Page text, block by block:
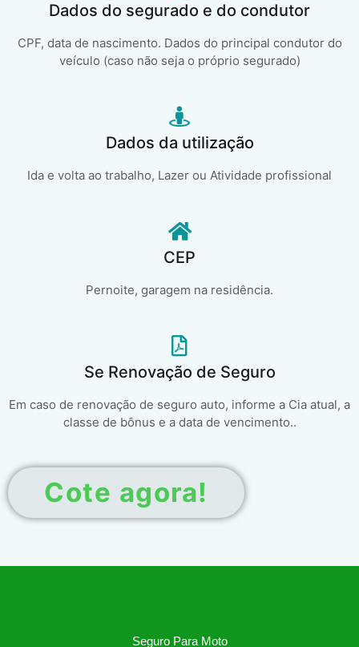
Dados do segurado e do condutor
CPF, data de nascimento. Dados do principal condutor do
veículo (caso não seja o próprio segurado)
Dados da utilização
Ida e volta ao trabalho, Lazer ou Atividade profissional
CEP
Pernoite, garagem na residência.
Se Renovação de Seguro
Em caso de renovação de seguro auto, informe a Cia atual, a
classe de bônus e a data de vencimento..
Cote agora!
Seguro Para Moto